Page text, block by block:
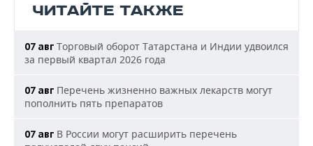
ЧИТАЙТЕ ТАКЖЕ
07 авг Торговый оборот Татарстана и Индии удвоился
за первый квартал 2026 года
07 авг Перечень жизненно важных лекарств могут
пополнить пять препаратов
07 авг В России могут расширить перечень